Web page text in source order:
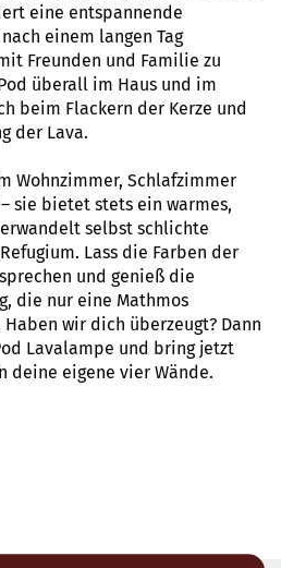
eine entspannende
einem langen Tag
Freunden und Familie zu
überall im Haus und im
beim Flackern der Kerze und
der Lava.
Wohnzimmer, Schlafzimmer
sie bietet stets ein warmes,
selbst schlichte
Lass die Farben der
und genieß die
die nur eine Mathmos
wir dich überzeugt? Dann
Lavalampe und bring jetzt
eigene vier Wände.